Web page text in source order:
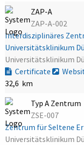
ZAP-A
ZAP-A-002
Interdisziplinäres
Universitätsklinikum
Universitätsklinikum
Certificate
32,6 km
Typ A Zentrum
ZSE-007
Zentrum für Seltene
Universitätsklinikum